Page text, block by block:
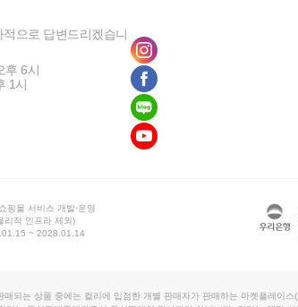
으로 답변드리겠습니
후 6시
1시
핑몰 서비스 개발·운영
리적 인프라 제외)
~ 2028.01.14
매되는 상품 중에는 컬리에 입점한 개별 판매자가 판매하는 마켓플레이스